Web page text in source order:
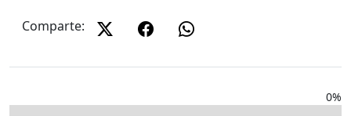
Comparte:
0%